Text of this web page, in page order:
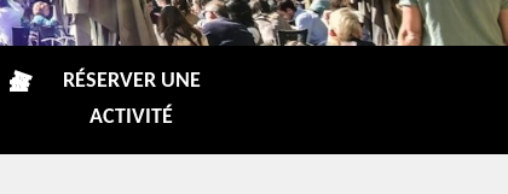
RÉSERVER UNE
ACTIVITÉ